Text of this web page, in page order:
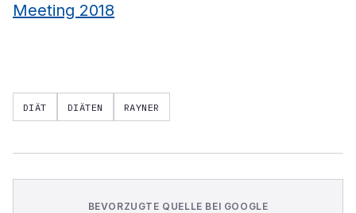
Meeting 2018
DIÄT DIÄTEN RAYNER
BEVORZUGTE QUELLE BEI GOOGLE